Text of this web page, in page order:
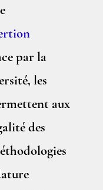
par la
les
aux
des